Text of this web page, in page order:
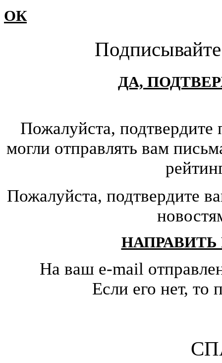
ОК
ДА,
Пожалуйста,
могли отправлять вам
Пожалуйста, подтвердите
На ваш e-mail
Если его нет,